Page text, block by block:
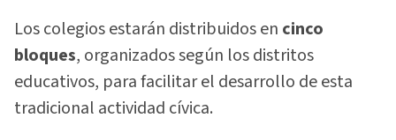
Los colegios estarán distribuidos en cinco
bloques, organizados según los distritos
educativos, para facilitar el desarrollo de esta
tradicional actividad cívica.